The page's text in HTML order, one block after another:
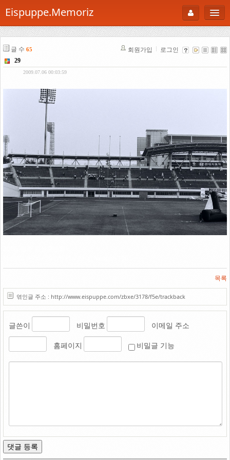
Eispuppe.Memoriz
로그인
About
AboutTori
Photo
Portfolio
백과사전
공부방
Footprint
Link
글 수 65 회원가입 로그인
29
2009.07.06 00:03:59
목록
엮인글 주소 : http://www.eispuppe.com/zbxe/3178/f5e/trackback
글쓴이 비밀번호 이메일 주소
홈페이지 비밀글 기능